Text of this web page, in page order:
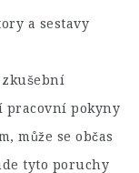
a sestavy
pracovní pokyny
může se občas
tyto poruchy